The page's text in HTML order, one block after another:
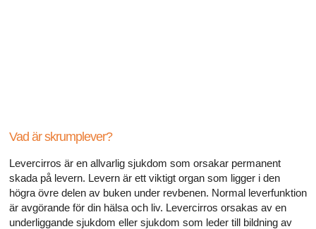
Alla artiklar om depression och erektil dysfunktion
Alla artiklar om lupus
Vad är skrumplever?
Levercirros är en allvarlig sjukdom som orsakar permanent
skada på levern. Levern är ett viktigt organ som ligger i den
högra övre delen av buken under revbenen. Normal leverfunktion
är avgörande för din hälsa och liv. Levercirros orsakas av en
underliggande sjukdom eller sjukdom som leder till bildning av